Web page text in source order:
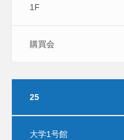
1F
購買会
25
大学1号館